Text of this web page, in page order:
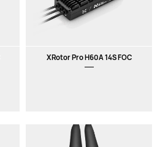
XRotor Pro H60A 14S FOC